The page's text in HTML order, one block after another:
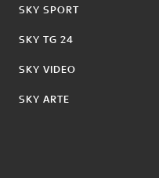
SKY SPORT
SKY TG 24
SKY VIDEO
SKY ARTE